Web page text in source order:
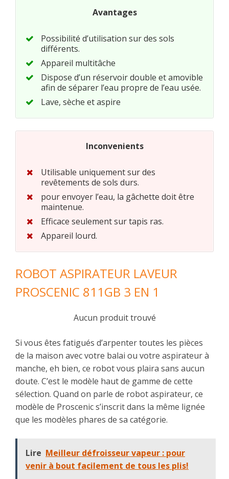
Avantages
Possibilité d’utilisation sur des sols
différents.
Appareil multitâche
Dispose d’un réservoir double et amovible
afin de séparer l’eau propre de l’eau usée.
Lave, sèche et aspire
Inconvenients
Utilisable uniquement sur des
revêtements de sols durs.
pour envoyer l’eau, la gâchette doit être
maintenue.
Efficace seulement sur tapis ras.
Appareil lourd.
ROBOT ASPIRATEUR LAVEUR
PROSCENIC 811GB 3 EN 1
Aucun produit trouvé
Si vous êtes fatigués d’arpenter toutes les pièces
de la maison avec votre balai ou votre aspirateur à
manche, eh bien, ce robot vous plaira sans aucun
doute. C’est le modèle haut de gamme de cette
sélection. Quand on parle de robot aspirateur, ce
modèle de Proscenic s’inscrit dans la même lignée
que les modèles phares de sa catégorie.
Lire Meilleur défroisseur vapeur : pour
venir à bout facilement de tous les plis!